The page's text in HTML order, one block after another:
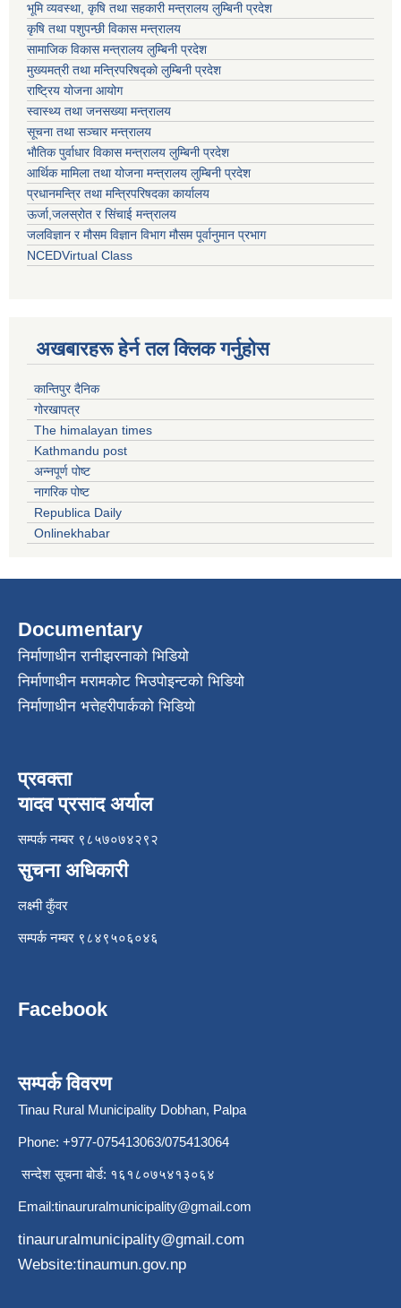
भूमि व्यवस्था, कृषि तथा सहकारी मन्त्रालय लुम्बिनी प्रदेश
कृषि तथा पशुपन्छी विकास मन्त्रालय
सामाजिक विकास मन्त्रालय लुम्बिनी प्रदेश
मुख्यमत्री तथा मन्त्रिपरिषद्काे लुम्बिनी प्रदेश
राष्ट्रिय योजना आयोग
स्वास्थ्य तथा जनसख्या मन्त्रालय
सूचना तथा सञ्चार मन्त्रालय
भाैतिक पुर्वाधार विकास मन्त्रालय लुम्बिनी प्रदेश
आर्थिक मामिला तथा योजना मन्त्रालय लुम्बिनी प्रदेश
प्रधानमन्त्रि तथा मन्त्रिपरिषदका कार्यालय
ऊर्जा,जलस्रोत र सिंचाई मन्त्रालय
जलविज्ञान र मौसम विज्ञान विभाग मौसम पूर्वानुमान प्रभाग
NCEDVirtual Class
अखबारहरू हेर्न तल क्लिक गर्नुहोस
कान्तिपुर दैनिक
गोरखापत्र
The himalayan times
Kathmandu post
अन्नपूर्ण पोष्ट
नागरिक पोष्ट
Republica Daily
Onlinekhabar
Documentary
निर्माणाधीन रानीझरनाको भिडियो
निर्माणाधीन मरामकोट भिउपोइन्टको भिडियो
निर्माणाधीन भत्तेहरीपार्कको भिडियो
प्रवक्ता
यादव प्रसाद अर्याल
सम्पर्क नम्बर ९८५७०७४२९२
सुचना अधिकारी
लक्ष्मी कुँवर
सम्पर्क नम्बर ९८४९५०६०४६
Facebook
सम्पर्क विवरण
Tinau Rural Municipality Dobhan, Palpa
Phone: +977-075413063/075413064
सन्देश सूचना बोर्ड: १६१८०७५४१३०६४
Email:tinaururalmunicipality@gmail.com
tinaururalmunicipality@gmail.com
Website:tinaumun.gov.np